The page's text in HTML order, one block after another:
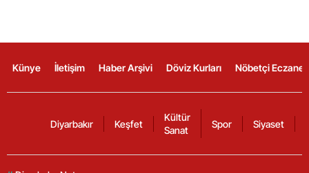
Künye İletişim Haber Arşivi Döviz Kurları Nöbetçi
Diyarbakır Keşfet
Kültür
Sanat
Spor Siyaset